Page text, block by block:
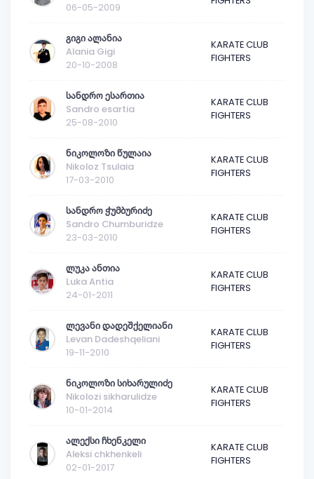
06-05-2009
გიგი ალანია
Alania Gigi
20-10-2008
KARATE CLUB
FIGHTERS
სანდრო ესართია
Sandro esartia
25-08-2010
KARATE CLUB
FIGHTERS
ნიკოლოზი წულაია
Nikoloz Tsulaia
17-03-2010
KARATE CLUB
FIGHTERS
სანდრო ჭუმბურიძე
Sandro Chumburidze
23-03-2010
KARATE CLUB
FIGHTERS
ლუკა ანთია
Luka Antia
24-01-2011
KARATE CLUB
FIGHTERS
ლევანი დადეშქელიანი
Levan Dadeshqeliani
19-11-2010
KARATE CLUB
FIGHTERS
ნიკოლოზი სიხარულიძე
Nikolozi sikharulidze
10-01-2014
KARATE CLUB
FIGHTERS
ალექსი ჩხენკელი
Aleksi chkhenkeli
02-01-2017
KARATE CLUB
FIGHTERS